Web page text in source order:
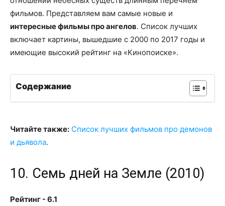
фильмов. Представляем вам самые новые и
интересные фильмы про ангелов. Список лучших
включает картины, вышедшие с 2000 по 2017 годы и
имеющие высокий рейтинг на «Кинопоиске».
Содержание
Читайте также: Список лучших фильмов про демонов
и дьявола.
10. Семь дней на Земле (2010)
Рейтинг - 6.1